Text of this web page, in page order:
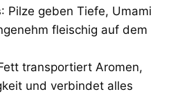
: Pilze geben Tiefe, Umami
fleischig auf dem
transportiert Aromen,
und verbindet alles